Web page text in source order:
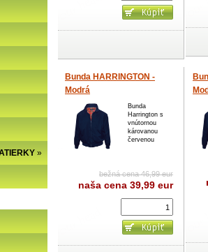
»
Bunda HARRINGTON -
Modrá
Bunda
Harrington s
vnútornou
károvanou
červenou
bežná cena 46,99 eur
naša cena 39,99 eur